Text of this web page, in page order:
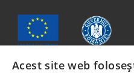
Acest site web